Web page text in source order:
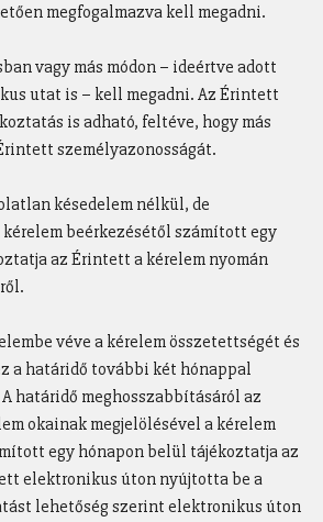
megfogalmazva kell megadni.
vagy más módon – ideértve adott
utat is – kell megadni. Az Érintett
is adható, feltéve, hogy más
személyazonosságát.
késedelem nélkül, de
beérkezésétől számított egy
az Érintett a kérelem nyomán
véve a kérelem összetettségét és
a határidő további két hónappal
határidő meghosszabbításáról az
okainak megjelölésével a kérelem
egy hónapon belül tájékoztatja az
elektronikus úton nyújtotta be a
lehetőség szerint elektronikus úton